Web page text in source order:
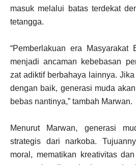
masuk melalui batas terdekat
tetangga.
“Pemberlakuan era Masyarakat
menjadi ancaman kebebasan
zat adiktif berbahaya lainnya.
dengan baik, generasi muda
bebas nantinya,” tambah Marwan.
Menurut Marwan, generasi
strategis dari narkoba.
moral, mematikan kreativitas